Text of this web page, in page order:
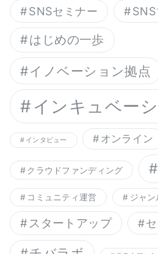
SNSセミナー
はじめの一歩
イノベーション拠点
インキュベー
インタビュー オンライン
クラウドファンディング
コミュニティ運営 ジャン
スタートアップ